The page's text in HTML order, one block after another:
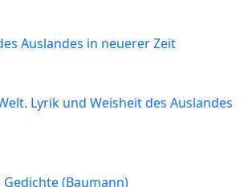
Auslandes in neuerer Zeit
Lyrik und Weisheit des Auslandes
Gedichte (Baumann)